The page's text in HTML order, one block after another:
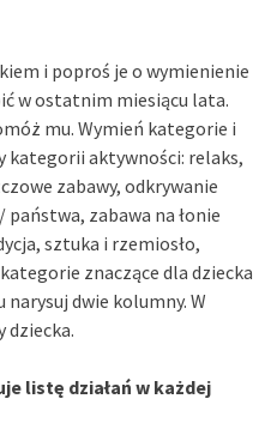
i poproś je o wymienienie
w ostatnim miesiącu lata.
mu. Wymień kategorie i
kategorii aktywności: relaks,
zabawy, odkrywanie
zabawa na łonie
sztuka i rzemiosło,
znaczące dla dziecka
dwie kolumny. W
dziecka.
listę działań w każdej